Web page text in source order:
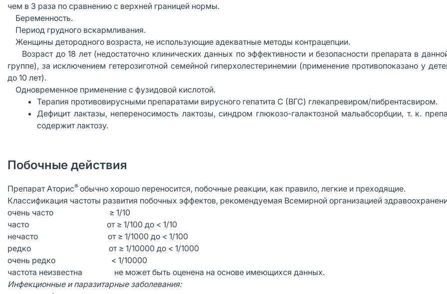
чем в 3 раза по сравнению с верхней границей нормы.
Беременность.
Период грудного вскармливания.
Женщины детородного возраста, не использующие адекватные методы контрацепции.
Возраст до 18 лет (недостаточно клинических данных по эффективности и безопасности препарата в
группе), за исключением гетерозиготной семейной гиперхолестеринемии (применение противопоказано у
до 10 лет).
Одновременное применение с фузидовой кислотой.
Терапия противовирусными препаратами вирусного гепатита С (ВГС) глекапревиром/пибрентасвиром.
Дефицит лактазы, непереносимость лактозы, синдром глюкозо-галактозной мальабсорбции, т. к.
содержит лактозу.
Побочные действия
Препарат Аторис® обычно хорошо переносится, побочные реакции, как правило, легкие и преходящие.
Классификация частоты развития побочных эффектов, рекомендуемая Всемирной организацией
очень часто ≥ 1/10
часто от ≥ 1/100 до < 1/10
нечасто от ≥ 1/1000 до < 1/100
редко от ≥ 1/10000 до < 1/1000
очень редко < 1/10000
частота неизвестна не может быть оценена на основе имеющихся данных.
Инфекционные и паразитарные заболевания: